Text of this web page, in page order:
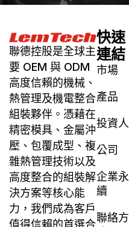
聯德控股是全球主
要 OEM 與 ODM
高度信賴的機械、
熱管理及機電整合
組裝夥伴。憑藉在
精密模具、金屬沖
壓、包覆成型、複
雜熱管理技術以及
高度整合的組裝解
決方案等核心能
力，我們成為客戶
值得信賴的首選合
快速
連結
市場
產品
投資人
公司
企業永
續
聯絡方